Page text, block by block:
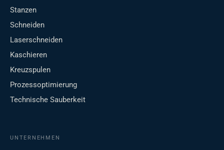
Stanzen
Schneiden
Laserschneiden
Kaschieren
Kreuzspulen
Prozessoptimierung
Technische Sauberkeit
UNTERNEHMEN